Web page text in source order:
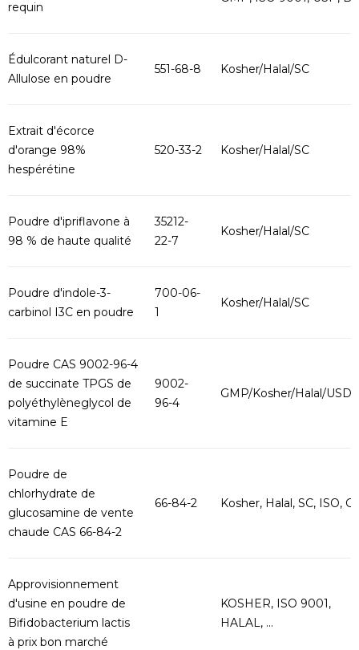
requin
Édulcorant naturel D-
Allulose en poudre
551-68-8 Kosher/Halal/SC
Extrait d'écorce
d'orange 98%
hespérétine
520-33-2 Kosher/Halal/SC
Poudre d'ipriflavone à
98 % de haute qualité
35212-
22-7
Kosher/Halal/SC
Poudre d'indole-3-
carbinol I3C en poudre
700-06-
1
Kosher/Halal/SC
Poudre CAS 9002-96-4
de succinate TPGS de
polyéthylèneglycol de
vitamine E
9002-
96-4
GMP/Kosher/Halal/
Poudre de
chlorhydrate de
glucosamine de vente
chaude CAS 66-84-2
66-84-2 Kosher, Halal, SC, ISO,
Approvisionnement
d'usine en poudre de
Bifidobacterium lactis
à prix bon marché
KOSHER, ISO 9001,
HALAL, ...